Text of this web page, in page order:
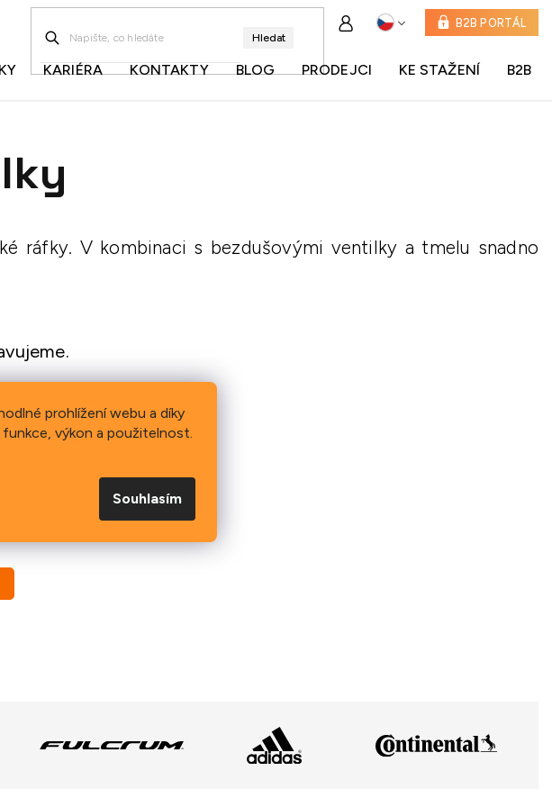
prohlížení webu a díky
výkon a použitelnost.
Souhlasím
Hledat
B2B PORTÁL
KARIÉRA KONTAKTY BLOG PRODEJCI KE STAŽENÍ B2B
ráfky. V kombinaci s bezdušovými ventilky a tmelu snadno
kategorie.